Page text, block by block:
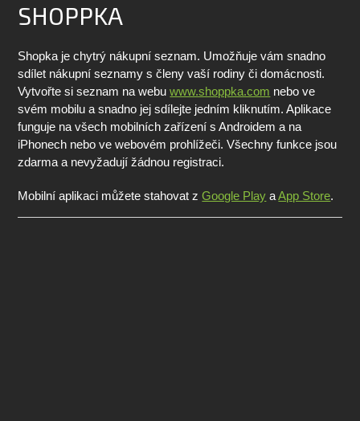
SHOPPKA
Shopka je chytrý nákupní seznam. Umožňuje vám snadno
sdílet nákupní seznamy s členy vaší rodiny či domácnosti.
Vytvořte si seznam na webuwww.shoppka.com nebo ve
svém mobilu a snadno jej sdílejte jedním kliknutím. Aplikace
funguje na všech mobilních zařízení s Androidem a na
iPhonech nebo ve webovém prohlížeči. Všechny funkce jsou
zdarma a nevyžadují žádnou registraci.
Mobilní aplikaci můžete stahovat zGoogle Play aApp Store.